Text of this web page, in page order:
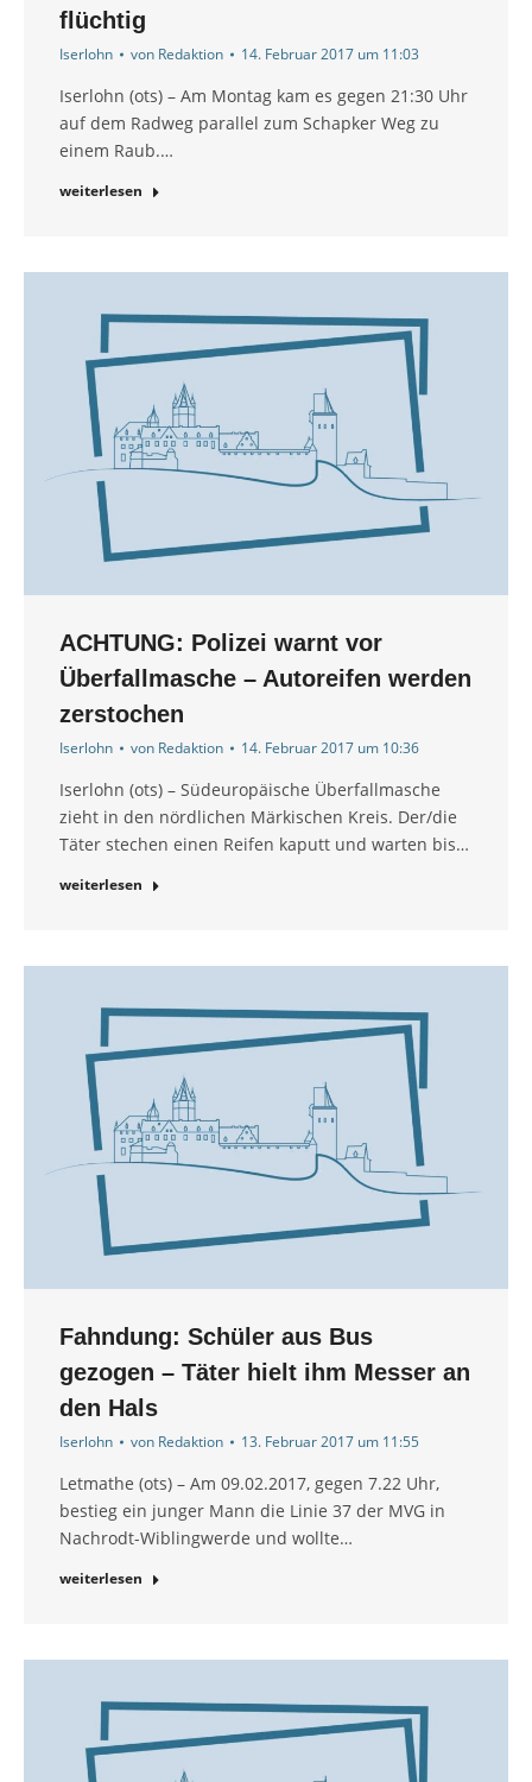
flüchtig
Iserlohn von Redaktion 14. Februar 2017 um 11:03
Iserlohn (ots) – Am Montag kam es gegen 21:30 Uhr
auf dem Radweg parallel zum Schapker Weg zu
einem Raub.…
weiterlesen
ACHTUNG: Polizei warnt vor
Überfallmasche – Autoreifen werden
zerstochen
Iserlohn von Redaktion 14. Februar 2017 um 10:36
Iserlohn (ots) – Südeuropäische Überfallmasche
zieht in den nördlichen Märkischen Kreis. Der/die
Täter stechen einen Reifen kaputt und warten bis…
weiterlesen
Fahndung: Schüler aus Bus
gezogen – Täter hielt ihm Messer an
den Hals
Iserlohn von Redaktion 13. Februar 2017 um 11:55
Letmathe (ots) – Am 09.02.2017, gegen 7.22 Uhr,
bestieg ein junger Mann die Linie 37 der MVG in
Nachrodt-Wiblingwerde und wollte…
weiterlesen